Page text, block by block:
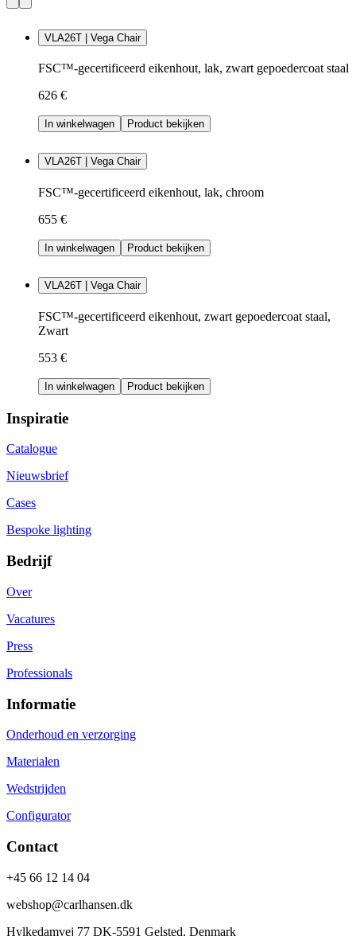
VLA26T | Vega Chair
FSC™-gecertificeerd eikenhout, lak, zwart gepoedercoat staal
626 €
In winkelwagen Product bekijken
VLA26T | Vega Chair
FSC™-gecertificeerd eikenhout, lak, chroom
655 €
In winkelwagen Product bekijken
VLA26T | Vega Chair
FSC™-gecertificeerd eikenhout, zwart gepoedercoat staal,
Zwart
553 €
In winkelwagen Product bekijken
Inspiratie
Catalogue
Nieuwsbrief
Cases
Bespoke lighting
Bedrijf
Over
Vacatures
Press
Professionals
Informatie
Onderhoud en verzorging
Materialen
Wedstrijden
Configurator
Contact
+45 66 12 14 04
webshop@carlhansen.dk
Hylkedamvej 77 DK-5591 Gelsted, Denmark